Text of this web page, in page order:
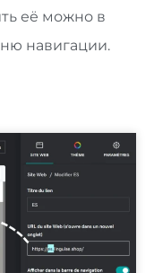
её можно в
навигации.